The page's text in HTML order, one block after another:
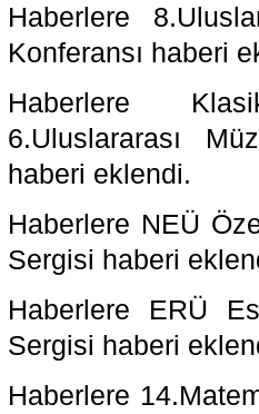
Haberlere
Konferansı haberi
Haberlere
6.Uluslararası
haberi eklendi.
Haberlere NEÜ
Sergisi haberi
Haberlere ERÜ
Sergisi haberi
Haberlere